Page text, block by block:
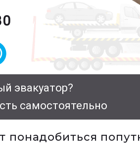
эвакуатор?
самостоятельно
понадобиться